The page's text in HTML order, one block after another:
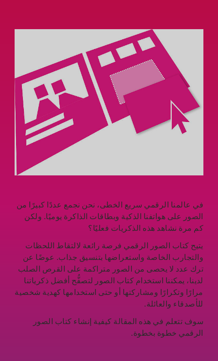
في عالمنا الرقمي سريع الخطى، نحن نجمع عددًا كبيرًا من
الصور على هواتفنا الذكية وبطاقات الذاكرة يوميًا. ولكن
كم مرة نشاهد هذه الذكريات فعليًا؟
يتيح كتاب الصور الرقمي فرصة رائعة لالتقاط اللحظات
والتجارب الخاصة واستعراضها بتنسيق جذاب. عوضًا عن
ترك عدد لا يحصى من الصور متراكمة على القرص الصلب
لدينا، يمكننا استخدام كتاب الصور لتصفُّح أفضل ذكرياتنا
مرارًا وتكرارًا ومشاركتها أو حتى استخدامها كهدية شخصية
للأصدقاء والعائلة.
سوف تتعلم في هذه المقالة كيفية إنشاء كتاب الصور
الرقمي خطوة بخطوة.